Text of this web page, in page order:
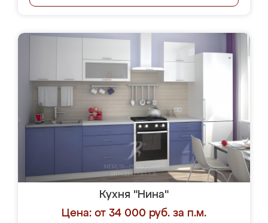
Кухня "Нина"
Цена: от 34 000 руб. за п.м.